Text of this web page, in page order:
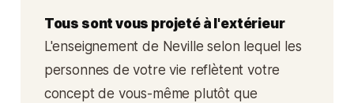
Tous sont vous projeté à l'extérieur
L'enseignement de Neville selon lequel les
personnes de votre vie reflètent votre
concept de vous-même plutôt que